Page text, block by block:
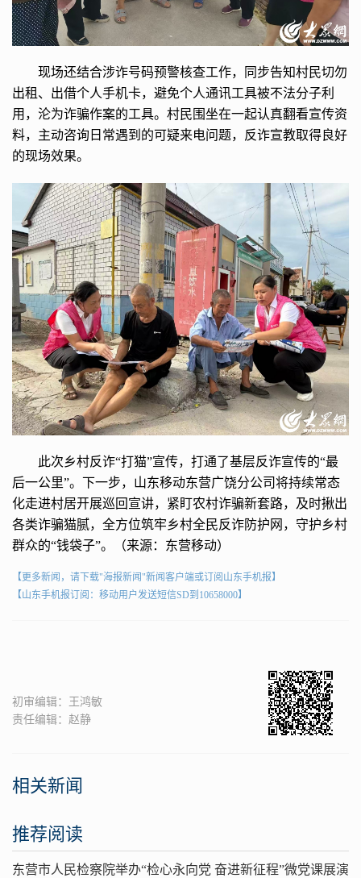
现场还结合涉诈号码预警核查工作，同步告知村民切勿
出租、出借个人手机卡，避免个人通讯工具被不法分子利
用，沦为诈骗作案的工具。村民围坐在一起认真翻看宣传资
料，主动咨询日常遇到的可疑来电问题，反诈宣教取得良好
的现场效果。
此次乡村反诈“打猫”宣传，打通了基层反诈宣传的“最
后一公里”。下一步，山东移动东营广饶分公司将持续常态
化走进村居开展巡回宣讲，紧盯农村诈骗新套路，及时揪出
各类诈骗猫腻，全方位筑牢乡村全民反诈防护网，守护乡村
群众的“钱袋子”。（来源：东营移动）
【更多新闻，请下载"海报新闻"新闻客户端或订阅山东手机报】
【山东手机报订阅：移动用户发送短信SD到10658000】
初审编辑：王鸿敏
责任编辑：赵静
相关新闻
推荐阅读
东营市人民检察院举办“检心永向党 奋进新征程”微党课展演